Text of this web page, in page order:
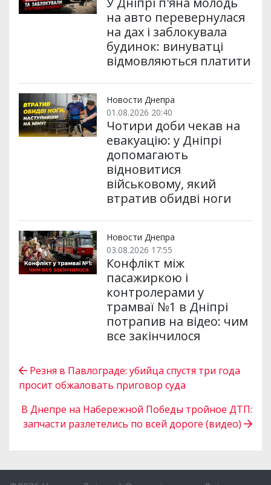
на авто перевернулася
на дах і заблокувала
будинок: винуватці
відмовляються платити
Новости Днепра
01.08.2026 20:40
Чотири доби чекав на
евакуацію: у Дніпрі
допомагають
відновитися
військовому, який
втратив обидві ноги
Новости Днепра
03.08.2026 17:55
Конфлікт між
пасажиркою і
контролерами у
трамваї №1 в Дніпрі
потрапив на відео: чим
все закінчилося
Резня в Павлограде: убийца спустя три года
просит обжаловать приговор суда
В Днепре на Набережной Победы тройное ДТП:
запчасти разлетелись по всей дороге (видео)